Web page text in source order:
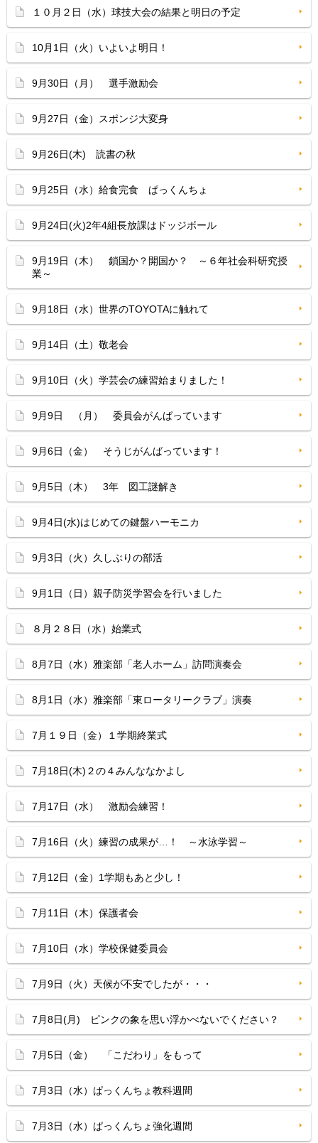
１０月２日（水）球技大会の結果と明日の予定
10月1日（火）いよいよ明日！
9月30日（月） 選手激励会
9月27日（金）スポンジ大変身
9月26日(木) 読書の秋
9月25日（水）給食完食 ぱっくんちょ
9月24日(火)2年4組長放課はドッジボール
9月19日（木） 鎖国か？開国か？ ～６年社会科研究授
業～
9月18日（水）世界のTOYOTAに触れて
9月14日（土）敬老会
9月10日（火）学芸会の練習始まりました！
9月9日 （月） 委員会がんばっています
9月6日（金） そうじがんばっています！
9月5日（木） 3年 図工謎解き
9月4日(水)はじめての鍵盤ハーモニカ
9月3日（火）久しぶりの部活
9月1日（日）親子防災学習会を行いました
８月２８日（水）始業式
8月7日（水）雅楽部「老人ホーム」訪問演奏会
8月1日（水）雅楽部「東ロータリークラブ」演奏
7月１９日（金）１学期終業式
7月18日(木)２の４みんななかよし
7月17日（水） 激励会練習！
7月16日（火）練習の成果が…！ ～水泳学習～
7月12日（金）1学期もあと少し！
7月11日（木）保護者会
7月10日（水）学校保健委員会
7月9日（火）天候が不安でしたが・・・
7月8日(月) ピンクの象を思い浮かべないでください？
7月5日（金） 「こだわり」をもって
7月3日（水）ぱっくんちょ教科週間
7月3日（水）ぱっくんちょ強化週間